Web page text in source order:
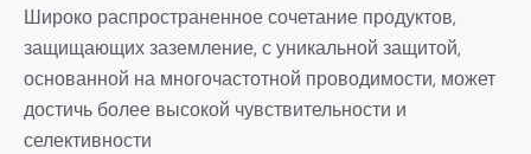
Широко распространенное сочетание продуктов,
защищающих заземление, с уникальной защитой,
основанной на многочастотной проводимости, может
достичь более высокой чувствительности и
селективности